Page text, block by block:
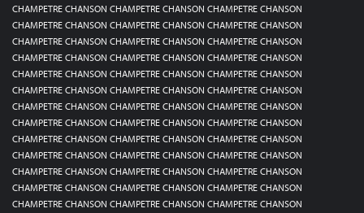
CHAMPETRE CHANSON CHAMPETRE CHANSON CHAMPETRE CHANSON
CHAMPETRE CHANSON CHAMPETRE CHANSON CHAMPETRE CHANSON
CHAMPETRE CHANSON CHAMPETRE CHANSON CHAMPETRE CHANSON
CHAMPETRE CHANSON CHAMPETRE CHANSON CHAMPETRE CHANSON
CHAMPETRE CHANSON CHAMPETRE CHANSON CHAMPETRE CHANSON
CHAMPETRE CHANSON CHAMPETRE CHANSON CHAMPETRE CHANSON
CHAMPETRE CHANSON CHAMPETRE CHANSON CHAMPETRE CHANSON
CHAMPETRE CHANSON CHAMPETRE CHANSON CHAMPETRE CHANSON
CHAMPETRE CHANSON CHAMPETRE CHANSON CHAMPETRE CHANSON
CHAMPETRE CHANSON CHAMPETRE CHANSON CHAMPETRE CHANSON
CHAMPETRE CHANSON CHAMPETRE CHANSON CHAMPETRE CHANSON
CHAMPETRE CHANSON CHAMPETRE CHANSON CHAMPETRE CHANSON
CHAMPETRE CHANSON CHAMPETRE CHANSON CHAMPETRE CHANSON